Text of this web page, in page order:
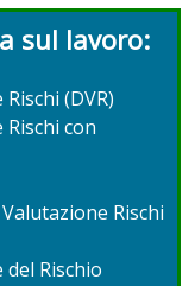
sul lavoro:
(DVR)
con
Rischi
Rischio